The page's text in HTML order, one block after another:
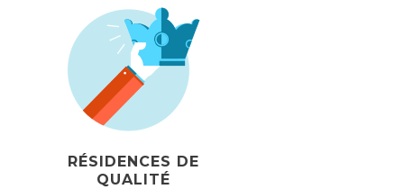
RÉSIDENCES DE
QUALITÉ